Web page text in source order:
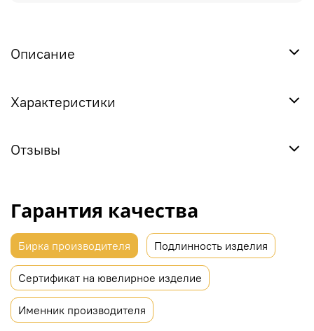
Описание
Характеристики
Отзывы
Гарантия качества
Бирка производителя Подлинность изделия
Сертификат на ювелирное изделие
Именник производителя